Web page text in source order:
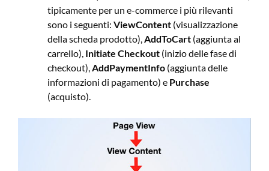
tipicamente per un e-commerce i più rilevanti
sono i seguenti:ViewContent (visualizzazione
della scheda prodotto), AddToCart (aggiunta al
carrello), Initiate Checkout (inizio delle fase di
checkout), AddPaymentInfo (aggiunta delle
informazioni di pagamento) e Purchase
(acquisto).